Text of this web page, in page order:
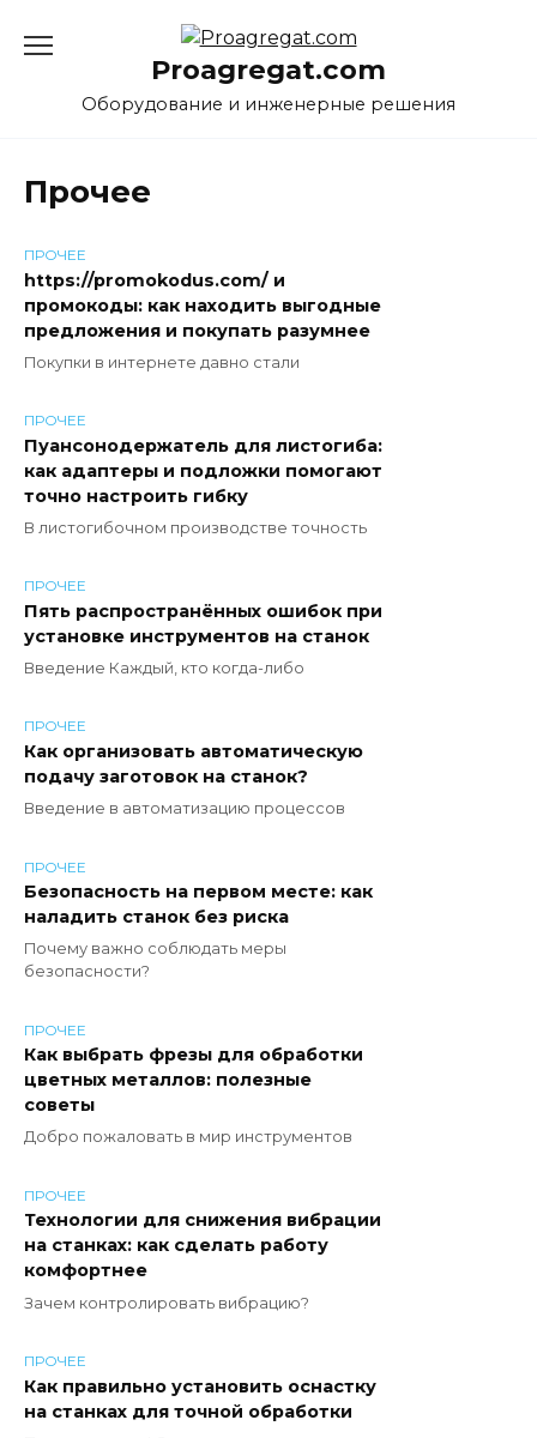
Proagregat.com
Оборудование и инженерные решения
Прочее
ПРОЧЕЕ
https://promokodus.com/ и
промокоды: как находить выгодные
предложения и покупать разумнее
Покупки в интернете давно стали
ПРОЧЕЕ
Пуансонодержатель для листогиба:
как адаптеры и подложки помогают
точно настроить гибку
В листогибочном производстве точность
ПРОЧЕЕ
Пять распространённых ошибок при
установке инструментов на станок
Введение Каждый, кто когда-либо
ПРОЧЕЕ
Как организовать автоматическую
подачу заготовок на станок?
Введение в автоматизацию процессов
ПРОЧЕЕ
Безопасность на первом месте: как
наладить станок без риска
Почему важно соблюдать меры
безопасности?
ПРОЧЕЕ
Как выбрать фрезы для обработки
цветных металлов: полезные
советы
Добро пожаловать в мир инструментов
ПРОЧЕЕ
Технологии для снижения вибрации
на станках: как сделать работу
комфортнее
Зачем контролировать вибрацию?
ПРОЧЕЕ
Как правильно установить оснастку
на станках для точной обработки